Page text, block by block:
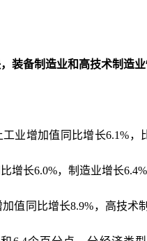
备制造业和高技术制造业
业增加值同比增长6.1%，
增长6.0%，制造业增长6.4%
值同比增长8.9%，高技术